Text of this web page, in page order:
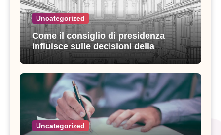
Uncategorized
Come il consiglio di presidenza
influisce sulle decisioni della
giustizia amministrativa
Uncategorized